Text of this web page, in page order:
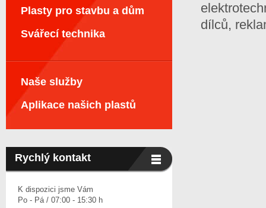
dílců,
Plasty pro stavbu a dům
Svářecí technika
Naše služby
Aplikace našich plastů
Rychlý kontakt
K dispozici jsme Vám
Po - Pá / 07:00 - 15:30 h